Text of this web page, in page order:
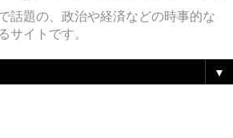
話題の、政治や経済などの時事的な
サイトです。
▼